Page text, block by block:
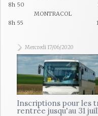
8h 50 16h
MONTRACOL
8h 55 16h
Mercredi 17/06/2020
Inscriptions pour les
rentrée jusqu'au 31